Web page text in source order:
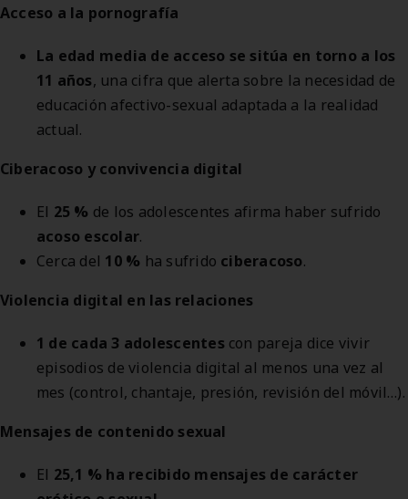
Acceso a la pornografía
La edad media de acceso se sitúa en torno a los
11 años, una cifra que alerta sobre la necesidad de
educación afectivo-sexual adaptada a la realidad
actual.
Ciberacoso y convivencia digital
El 25 % de los adolescentes afirma haber sufrido
acoso escolar.
Cerca del 10 % ha sufrido ciberacoso.
Violencia digital en las relaciones
1 de cada 3 adolescentes con pareja dice vivir
episodios de violencia digital al menos una vez al
mes (control, chantaje, presión, revisión del móvil…).
Mensajes de contenido sexual
El 25,1 % ha recibido mensajes de carácter